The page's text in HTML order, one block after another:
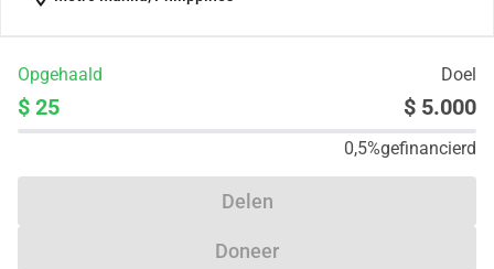
Opgehaald Doel
$ 25 $ 5.000
0,5%gefinancierd
Delen
Doneer